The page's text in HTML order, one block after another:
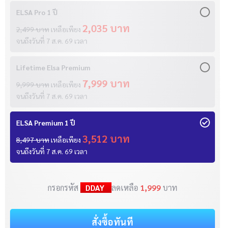
ELSA Pro 1 ปี
2,499 บาท เหลือเพียง 2,035 บาท
จนถึงวันที่ 7 ส.ค. 69 เวลา
Lifetime Elsa Premium
9,999 บาท เหลือเพียง 7,999 บาท
จนถึงวันที่ 7 ส.ค. 69 เวลา
ELSA Premium 1 ปี
8,497 บาทเหลือเพียง 3,512 บาท
จนถึงวันที่ 7 ส.ค. 69 เวลา
กรอกรหัส DDAY ลดเหลือ 1,999บาท
สั่งซื้อทันที